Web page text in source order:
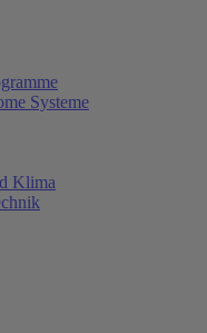
Systeme
Klima